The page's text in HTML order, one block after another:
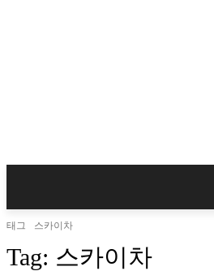
태그 스카이차
Tag: 스카이차